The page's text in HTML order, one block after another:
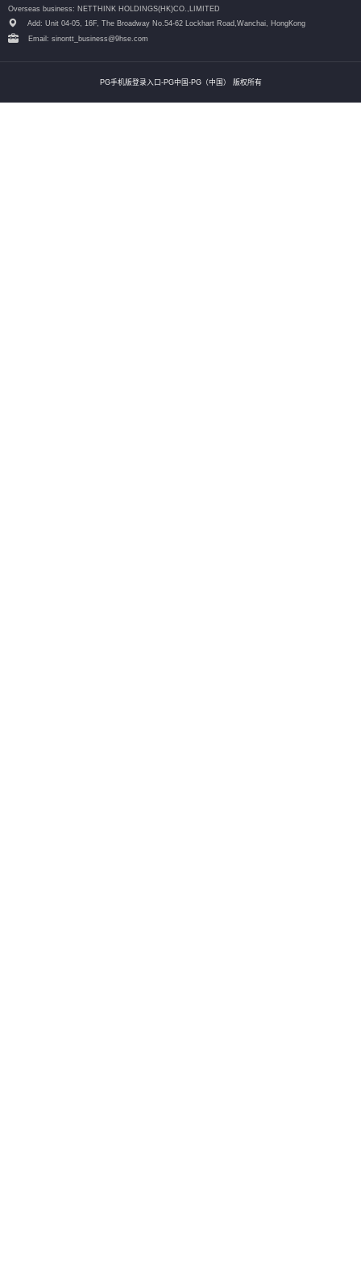
Overseas business: NETTHINK HOLDINGS(HK)CO.,LIMITED
Add: Unit 04-05, 16F, The Broadway No.54-62 Lockhart Road, Wanchai, HongKong
Email: sinontt_business@9hse.com
PG手机版登录入口-PG中国-PG（中国） 版权所有